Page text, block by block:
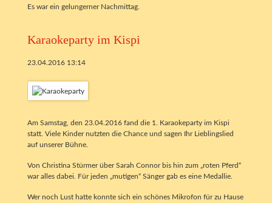
Es war ein gelungerner Nachmittag.
Karaokeparty im Kispi
23.04.2016 13:14
Am Samstag, den 23.04.2016 fand die 1. Karaokeparty im Kispi
statt. Viele Kinder nutzten die Chance und sagen Ihr Lieblingslied
auf unserer Bühne.
Von Christina Stürmer über Sarah Connor bis hin zum „roten Pferd“
war alles dabei. Für jeden „mutigen“ Sänger gab es eine Medallie.
Wer noch Lust hatte konnte sich ein schönes Mikrofon für zu Hause